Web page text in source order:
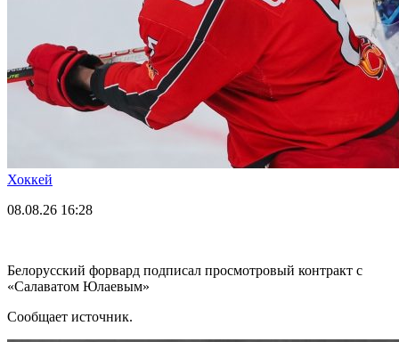
Хоккей
08.08.26 16:28
Белорусский форвард подписал просмотровый контракт с
«Салаватом Юлаевым»
Сообщает источник.